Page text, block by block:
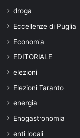
droga
Eccellenze di Puglia
Economia
EDITORIALE
elezioni
Elezioni Taranto
energia
Enogastronomia
enti locali